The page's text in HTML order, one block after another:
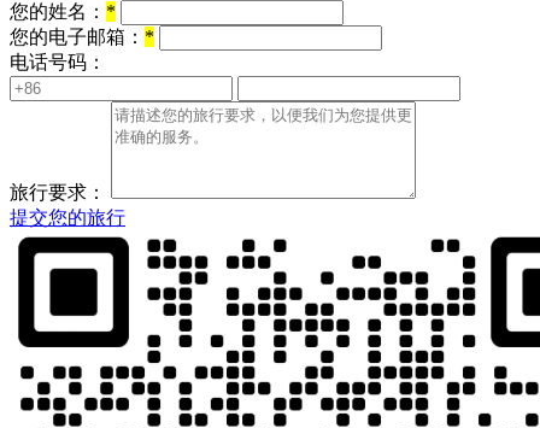
您的姓名： *
您的电子邮箱： *
电话号码：
旅行要求：
提交您的旅行